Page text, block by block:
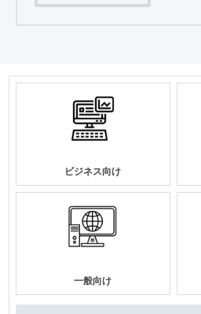
ビジネス向け
一般向け